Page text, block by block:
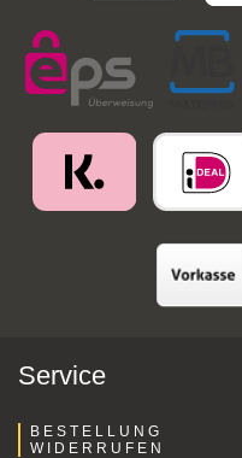
Service
BESTELLUNG
WIDERRUFEN